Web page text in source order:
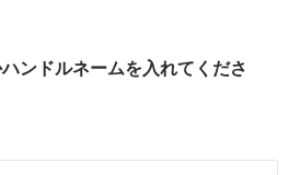
ンドルネームを入れてくださ